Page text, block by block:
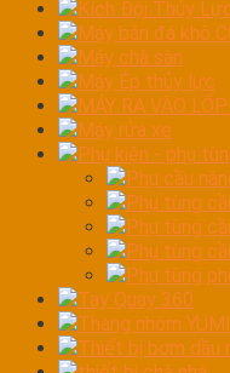
Kích Đội Thủy
Máy bắn đá khô
Máy chà sàn
Máy Ép thủy lực
MÁY RA VÀO
Máy rửa xe
Phụ kiện - phụ
Phụ cầu
Phụ tùng
Phụ tùng
Phụ tùng
Phụ tùng
Tay Quay 360
Thang nhôm
Thiết bị bơm dầu